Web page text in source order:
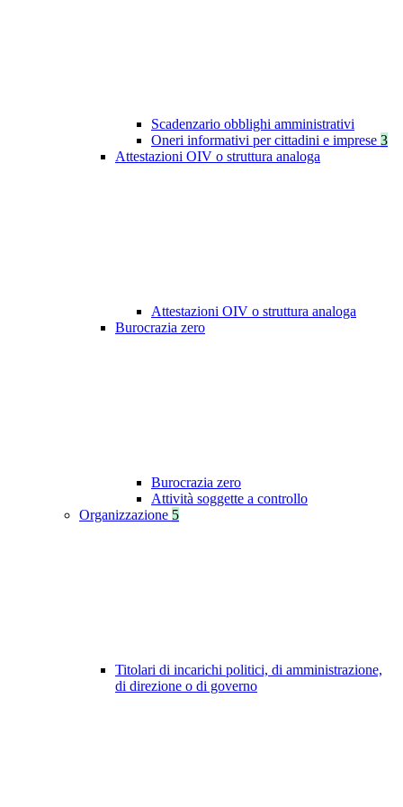
Scadenzario obblighi amministrativi
Oneri informativi per cittadini e imprese 3
Attestazioni OIV o struttura analoga
Attestazioni OIV o struttura analoga
Burocrazia zero
Burocrazia zero
Attività soggette a controllo
Organizzazione 5
Titolari di incarichi politici, di amministrazione,
di direzione o di governo